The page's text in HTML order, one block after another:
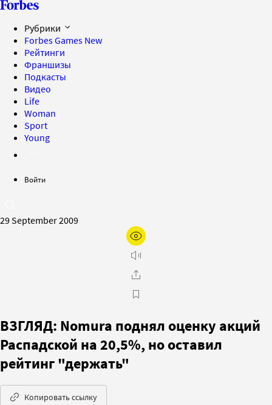
Рубрики
Forbes Games New
Рейтинги
Франшизы
Подкасты
Видео
Life
Woman
Sport
Young
Войти
29 September 2009
ВЗГЛЯД: Nomura поднял оценку акций
Распадской на 20,5%, но оставил
рейтинг "держать"
Копировать ссылку